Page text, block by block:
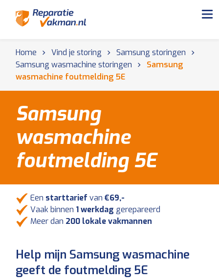
Home Vind je storing
Samsung storingen
Samsung wasmachine storingen
Samsung
wasmachine foutmelding 5E
Samsung
wasmachine
foutmelding 5E
Een starttarief van €69,-
Vaak binnen 1 werkdag gerepareerd
Meer dan 200 lokale vakmannen
Help mijn Samsung wasmachine
geeft de foutmelding 5E